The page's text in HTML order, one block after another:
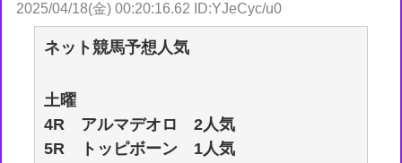
2025/04/18(金) 00:20:16.62 ID:YJeCyc/u0
ネット競馬予想人気
土曜
4R アルマデオロ 2人気
5R トッピボーン 1人気